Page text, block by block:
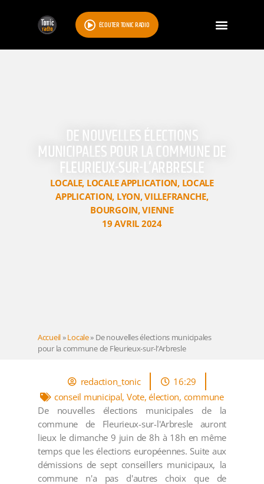
ÉCOUTER TONIC RADIO
DE NOUVELLES ÉLECTIONS
MUNICIPALES POUR LA COMMUNE DE
FLEURIEUX-SUR-L’ARBRESLE
LOCALE, LOCALE APPLICATION, LOCALE
APPLICATION, LYON,VILLEFRANCHE,
BOURGOIN,VIENNE
19 AVRIL 2024
Accueil»Locale» De nouvelles élections municipales
pour la commune de Fleurieux-sur-l’Arbresle
redaction_tonic
16:29
conseil municipal, Vote,élection, commune
De nouvelles élections municipales de la
commune de Fleurieux-sur-l'Arbresle auront
lieux le dimanche 9 juin de 8h à 18h en même
temps que les élections européennes. Suite aux
démissions de sept conseillers municipaux, la
commune n'a pas d'autres choix que de